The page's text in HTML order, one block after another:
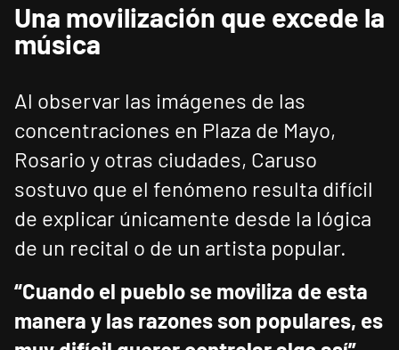
Una movilización que excede la
música
Al observar las imágenes de las
concentraciones en Plaza de Mayo,
Rosario y otras ciudades, Caruso
sostuvo que el fenómeno resulta difícil
de explicar únicamente desde la lógica
de un recital o de un artista popular.
“Cuando el pueblo se moviliza de esta
manera y las razones son populares, es